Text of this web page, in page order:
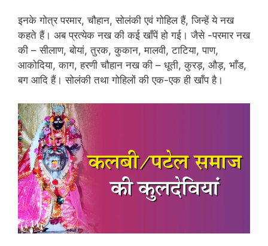
इनके गोत्र परमार, चौहान, सोलंकी एवं गोहिल हैं, जिन्हें ये नख
कहते हैं। अब प्रत्येक नख की कई खाँपें हो गई। जैसे -परमार नख
की – सीलाण, बोयां, तुरक, कुकान, मालवी, टाटिया, पाण,
आकोदिया, काग, हरणी चौहान नख की – धूती, कुरड़, औड़, भाँड,
बग आदि हैं। सोलंकी तथा गोहिलों की एक-एक ही खाँप है।